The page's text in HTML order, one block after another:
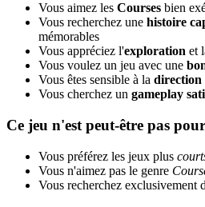
Vous aimez les Courses bien
Vous recherchez une histoire
mémorables
Vous appréciez l'exploration et
Vous voulez un jeu avec une
Vous êtes sensible à la direction
Vous cherchez un gameplay
Ce jeu n'est peut-être pas
Vous préférez les jeux plus
Vous n'aimez pas le genre
Vous recherchez exclusivement